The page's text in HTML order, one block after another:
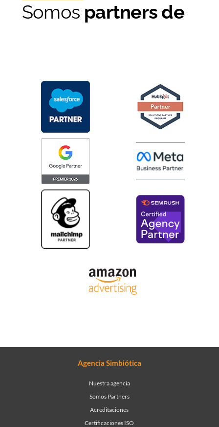
Somos partners de
Agencia Simbiótica
Nuestra agencia
Somos Partners
Acreditaciones
Certificaciones ISO